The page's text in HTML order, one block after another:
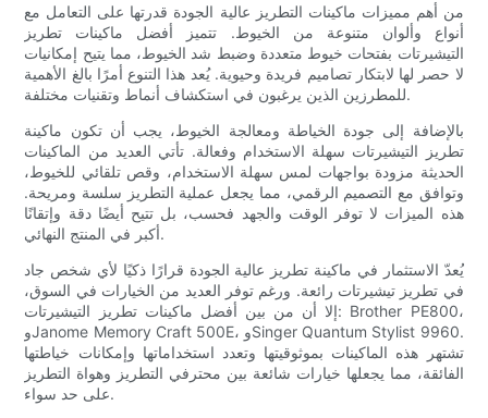
من أهم مميزات ماكينات التطريز عالية الجودة قدرتها على التعامل مع
أنواع وألوان متنوعة من الخيوط. تتميز أفضل ماكينات تطريز
التيشيرتات بفتحات خيوط متعددة وضبط شد الخيوط، مما يتيح إمكانيات
لا حصر لها لابتكار تصاميم فريدة وحيوية. يُعد هذا التنوع أمرًا بالغ الأهمية
للمطرزين الذين يرغبون في استكشاف أنماط وتقنيات مختلفة.
بالإضافة إلى جودة الخياطة ومعالجة الخيوط، يجب أن تكون ماكينة
تطريز التيشيرتات سهلة الاستخدام وفعالة. تأتي العديد من الماكينات
الحديثة مزودة بواجهات لمس سهلة الاستخدام، وقص تلقائي للخيوط،
وتوافق مع التصميم الرقمي، مما يجعل عملية التطريز سلسة ومريحة.
هذه الميزات لا توفر الوقت والجهد فحسب، بل تتيح أيضًا دقة وإتقانًا
أكبر في المنتج النهائي.
يُعدّ الاستثمار في ماكينة تطريز عالية الجودة قرارًا ذكيًا لأي شخص جاد
في تطريز تيشيرتات رائعة. ورغم توفر العديد من الخيارات في السوق،
إلا أن من بين أفضل ماكينات تطريز التيشيرتات: Brother PE800،
وJanome Memory Craft 500E، وSinger Quantum Stylist 9960.
تشتهر هذه الماكينات بموثوقيتها وتعدد استخداماتها وإمكانات خياطتها
الفائقة، مما يجعلها خيارات شائعة بين محترفي التطريز وهواة التطريز
على حد سواء.